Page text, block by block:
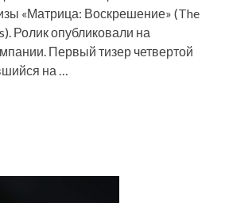
«Матрица: Воскрешение» (The
Ролик опубликовали на
Первый тизер четвертой
на …